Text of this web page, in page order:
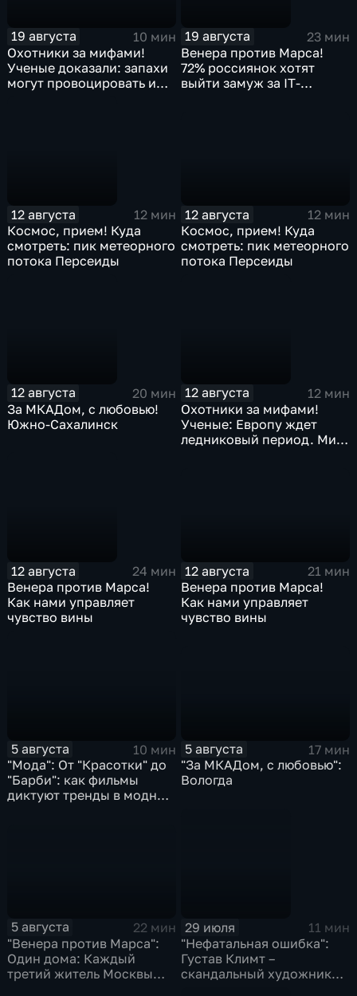
19 августа
10 мин
Охотники за мифами!
Ученые доказали: запахи
могут провоцировать и
19 августа
23 мин
Венера против Марса!
72% россиянок хотят
выйти замуж за IT-
12 августа
12 мин
Космос, прием! Куда
смотреть: пик метеорного
потока Персеиды
12 августа
12 мин
Космос, прием! Куда
смотреть: пик метеорного
потока Персеиды
12 августа
20 мин
За МКАДом, с любовью!
Южно-Сахалинск
12 августа
12 мин
Охотники за мифами!
Ученые: Европу ждет
ледниковый период. Миф
12 августа
24 мин
Венера против Марса!
Как нами управляет
чувство вины
12 августа
21 мин
Венера против Марса!
Как нами управляет
чувство вины
5 августа
10 мин
"Мода": От "Красотки" до
"Барби": как фильмы
диктуют тренды в модном
5 августа
17 мин
"За МКАДом, с любовью":
Вологда
5 августа
22 мин
"Венера против Марса":
Один дома: Каждый
третий житель Москвы
29 июля
11 мин
"Нефатальная ошибка":
Густав Климт –
скандальный художник